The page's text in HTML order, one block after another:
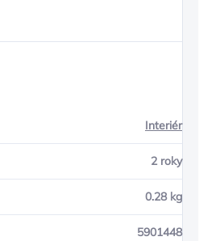
Interiér
2 roky
0.28 kg
5901448